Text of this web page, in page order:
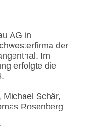
AG in
der
Im
erfolgte die
Michael Schär,
Rosenberg